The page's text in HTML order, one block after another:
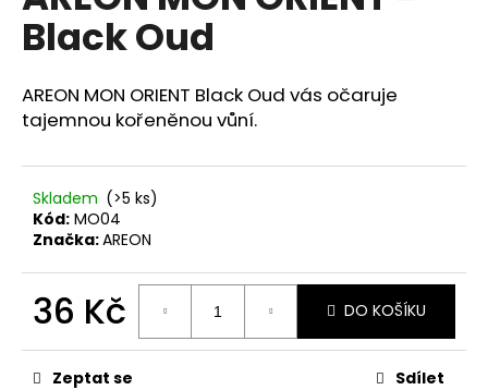
0,0
hvězdiček.
Black Oud
AREON MON ORIENT Black Oud vás očaruje
tajemnou kořeněnou vůní.
Skladem (>5 ks)
Kód: MO04
Značka:AREON
36 Kč
cena:
DO KOŠÍKU
Zeptat se Sdílet
a
j
í
t
D
o